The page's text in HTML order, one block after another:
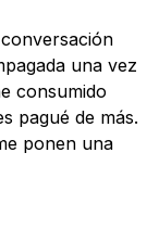
conversación
una vez
consumido
pagué de más.
ponen una